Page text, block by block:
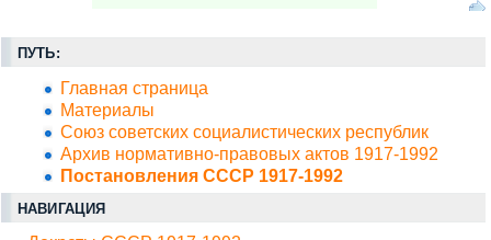
ПУТЬ:
Главная страница
Материалы
Союз советских социалистических республик
Архив нормативно-правовых актов 1917-1992
Постановления СССР 1917-1992
НАВИГАЦИЯ